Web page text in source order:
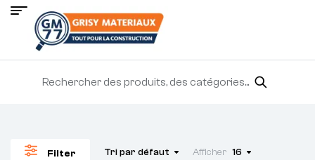
Filter Tri par défaut Afficher 16